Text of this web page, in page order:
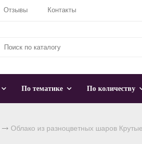
Отзывы Контакты
По тематике По количеству
Облако из разноцветных шаров